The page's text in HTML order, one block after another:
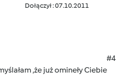
Dołączył : 07.10.2011
#4
,że już omineły Ciebie